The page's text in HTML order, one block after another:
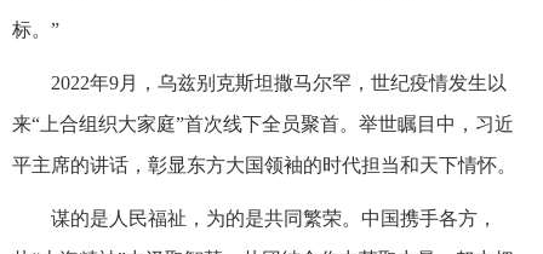
标。”
2022年9月，乌兹别克斯坦撒马尔罕，世纪疫情发生以
来“上合组织大家庭”首次线下全员聚首。举世瞩目中，习近
平主席的讲话，彰显东方大国领袖的时代担当和天下情怀。
谋的是人民福祉，为的是共同繁荣。中国携手各方，